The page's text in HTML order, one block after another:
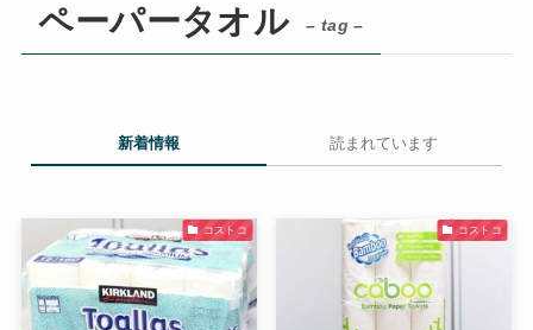
ペーパータオル – tag –
新着情報 読まれています
コストコ コストコ